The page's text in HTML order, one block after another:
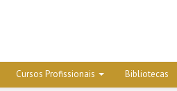
Cursos Profissionais Bibliotecas